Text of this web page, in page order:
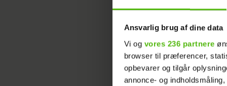
Ansvarlig brug af dine data
Vi og vores 236 partnere
browser til præferencer,
opbevarer og tilgår
annonce- og
Han